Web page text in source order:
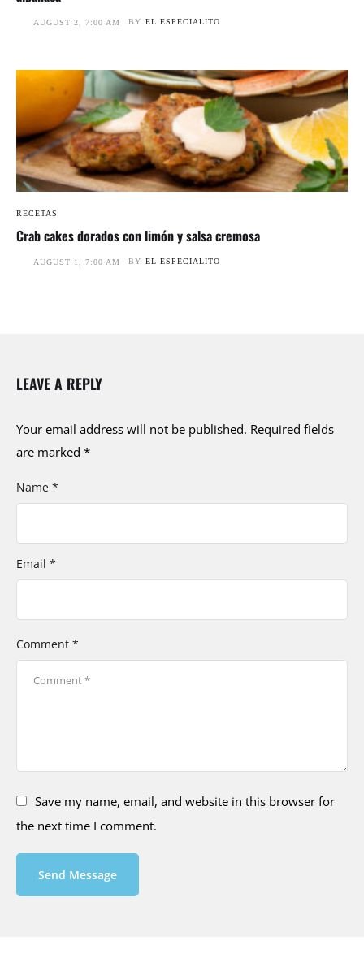
AUGUST 2, 7:00 AM BY EL ESPECIALITO
RECETAS
Crab cakes dorados con limón y salsa cremosa
AUGUST 1, 7:00 AM BY EL ESPECIALITO
LEAVE A REPLY
Your email address will not be published. Required fields
are marked *
Comment *
Name *
Email *
Save my name, email, and website in this browser for
the next time I comment.
Send Message